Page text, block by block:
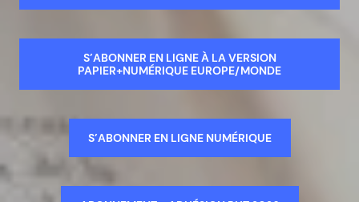
S’ABONNER EN LIGNE À LA VERSION
PAPIER+NUMÉRIQUE EUROPE/MONDE
S’ABONNER EN LIGNE NUMÉRIQUE